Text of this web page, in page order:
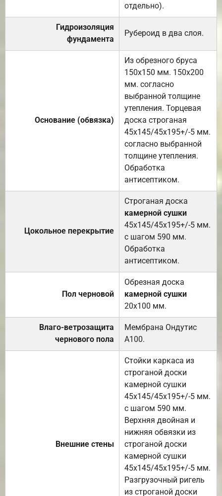
отдельно).
Гидроизоляция
фундамента
Рубероид в два слоя.
Основание (обвязка)
Из обрезного бруса
150х150 мм. 150х200
мм. согласно
выбранной толщине
утепления. Торцевая
доска строганая
45х145/45х195+/-5 мм.
согласно выбранной
толщине утепления.
Обработка
антисептиком.
Цокольное перекрытие
Строганая доска
камерной сушки
45х145/45х195+/-5 мм.
с шагом 590 мм.
Обработка
антисептиком.
Пол черновой
Обрезная доска
камерной сушки
20х100 мм.
Влаго-ветрозащита
чернового пола
Мембрана Ондутис
А100.
Внешние стены
Стойки каркаса из
строганой доски
камерной сушки
45х145/45х195+/-5 мм.
с шагом 590 мм.
Верхняя двойная и
нижняя обвязки из
строганой доски
камерной сушки
45х145/45х195+/-5 мм.
Разгрузочный ригель
из строганой доски